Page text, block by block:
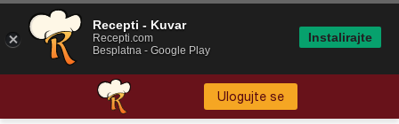
Ulogujte se
Recepti - Kuvar
Recepti.com
Besplatna - Google Play
Instalirajte